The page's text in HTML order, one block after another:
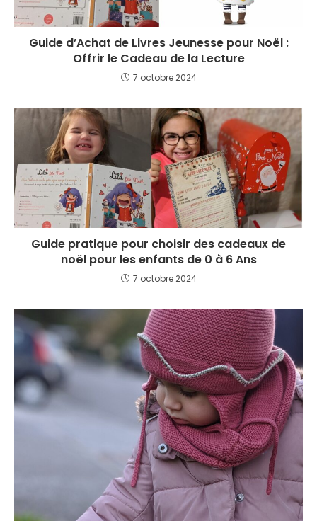
Guide d’Achat de Livres Jeunesse pour Noël :
Offrir le Cadeau de la Lecture
7 octobre 2024
Guide pratique pour choisir des cadeaux de
noël pour les enfants de 0 à 6 Ans
7 octobre 2024